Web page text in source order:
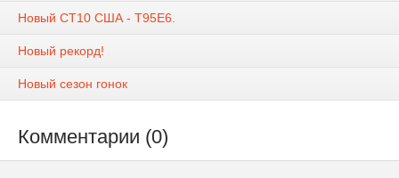
Новый СТ10 США - T95E6.
Новый рекорд!
Новый сезон гонок
Комментарии (0)